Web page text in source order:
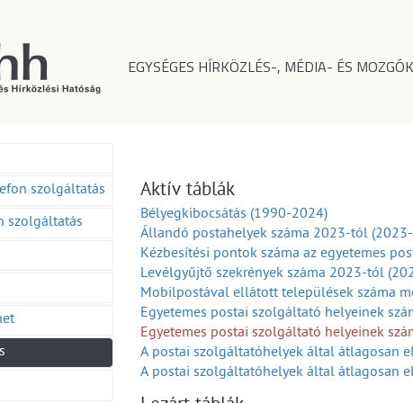
EGYSÉGES HÍRKÖZLÉS-, MÉDIA- ÉS
szolgáltatás
szolgáltatás
Aktív táblák
Bélyegkibocsátás (1990-2024)
Állandó postahelyek száma 2023-tól
Kézbesítési pontok száma az egyetemes
Levélgyűjtő szekrények száma 2023-tól
Mobilpostával ellátott települések száma
Egyetemes postai szolgáltató helyeinek
Egyetemes postai szolgáltató helyeinek
A postai szolgáltatóhelyek által átlagosan
A postai szolgáltatóhelyek által átlagosan
Mobil postajáratok száma megyénként /